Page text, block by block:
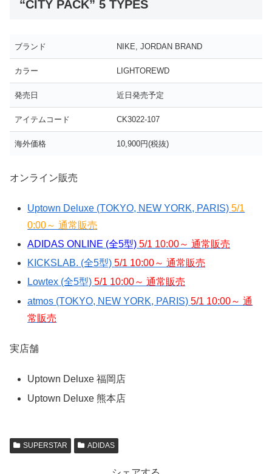
“CITY PACK” 5 TYPES
ブランド NIKE, JORDAN BRAND
カラー LIGHTOREWD
発売日 近日発売予定
アイテムコード CK3022-107
海外価格 10,900円(税抜)
オンライン販売
Uptown Deluxe (TOKYO, NEW YORK, PARIS) 5/1
0:00～ 通常販売
ADIDAS ONLINE (全5型) 5/1 10:00～ 通常販売
KICKSLAB. (全5型)5/1 10:00～ 通常販売
Lowtex (全5型) 5/1 10:00～ 通常販売
atmos (TOKYO, NEW YORK, PARIS)5/1 10:00～ 通
常販売
実店舗
Uptown Deluxe 福岡店
Uptown Deluxe 熊本店
SUPERSTAR ADIDAS